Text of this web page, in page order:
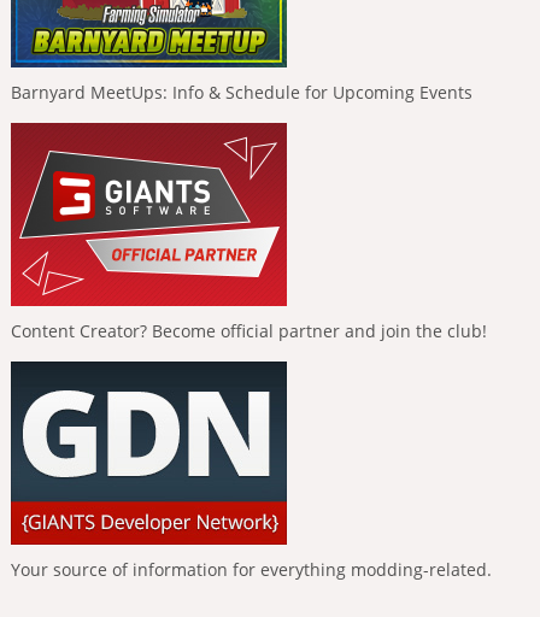
Barnyard MeetUps: Info & Schedule for Upcoming Events
Content Creator? Become official partner and join the club!
Your source of information for everything modding-related.